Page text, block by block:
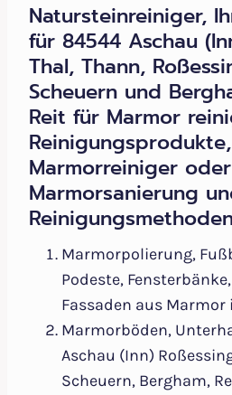
Natursteinreiniger,
für 84544 Aschau
Thal, Thann,
Scheuern und
Reit für Marmor
Reinigungsprodukte,
Marmorreiniger oder
Marmorsanierung
Marmorpolierung,
Podeste,
Fassaden aus Marmor
Marmorböden,
Aschau (Inn)
Scheuern, Bergham,